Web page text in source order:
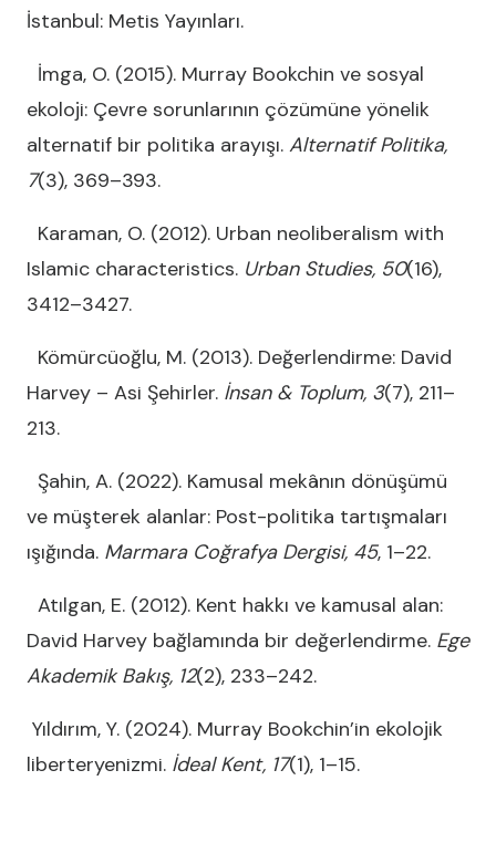
İstanbul: Metis Yayınları.
İmga, O. (2015). Murray Bookchin ve sosyal
ekoloji: Çevre sorunlarının çözümüne yönelik
alternatif bir politika arayışı. Alternatif Politika,
7(3), 369–393.
Karaman, O. (2012). Urban neoliberalism with
Islamic characteristics. Urban Studies, 50(16),
3412–3427.
Kömürcüoğlu, M. (2013). Değerlendirme: David
Harvey – Asi Şehirler. İnsan & Toplum, 3(7), 211–
213.
Şahin, A. (2022). Kamusal mekânın dönüşümü
ve müşterek alanlar: Post-politika tartışmaları
ışığında. Marmara Coğrafya Dergisi, 45, 1–22.
Atılgan, E. (2012). Kent hakkı ve kamusal alan:
David Harvey bağlamında bir değerlendirme. Ege
Akademik Bakış, 12(2), 233–242.
Yıldırım, Y. (2024). Murray Bookchin’in ekolojik
liberteryenizmi. İdeal Kent, 17(1), 1–15.